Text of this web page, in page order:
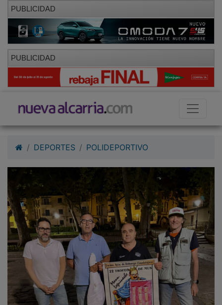
PUBLICIDAD
PUBLICIDAD